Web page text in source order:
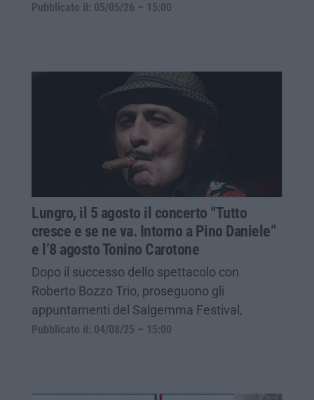
Pubblicato il: 05/05/26 – 15:00
Lungro, il 5 agosto il concerto “Tutto
cresce e se ne va. Intorno a Pino Daniele”
e l’8 agosto Tonino Carotone
Dopo il successo dello spettacolo con
Roberto Bozzo Trio, proseguono gli
appuntamenti del Salgemma Festival,
Pubblicato il: 04/08/25 – 15:00